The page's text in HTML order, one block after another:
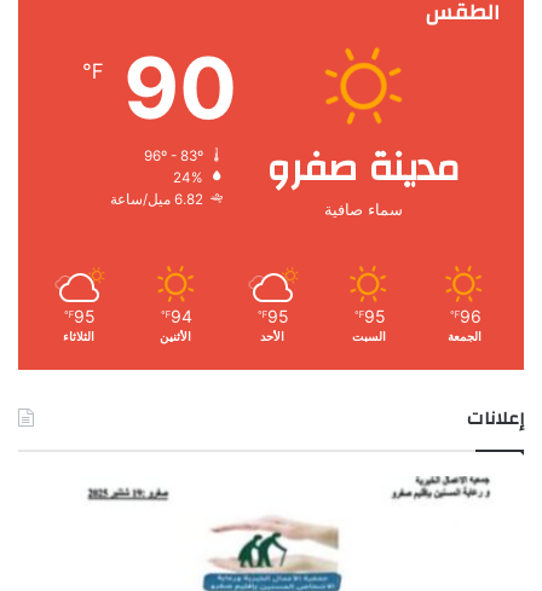
الطقس
مدينة صفرو
سماء صافية
90
℉
24%
6.82 ميل/ساعة
96
℉
الجمعة
95
℉
السبت
95
℉
الأحد
94
℉
الأثنين
95
℉
الثلاثاء
إعلانات